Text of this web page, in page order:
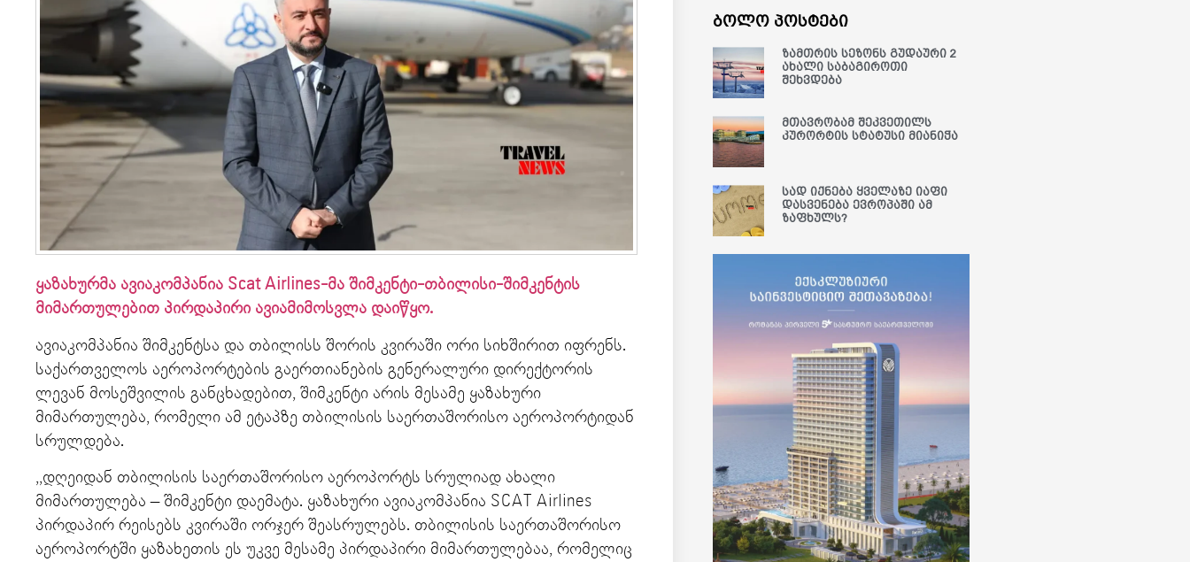
ყაზახურმა ავიაკომპანია Scat Airlines-მა შიმკენტი-თბილისი-შიმკენტის
მიმართულებით პირდაპირი ავიამიმოსვლა დაიწყო.
ავიაკომპანია შიმკენტსა და თბილისს შორის კვირაში ორი სიხშირით იფრენს.
საქართველოს აეროპორტების გაერთიანების გენერალური დირექტორის
ლევან მოსეშვილის განცხადებით, შიმკენტი არის მესამე ყაზახური
მიმართულება, რომელი ამ ეტაპზე თბილისის საერთაშორისო აეროპორტიდან
სრულდება.
,,დღეიდან თბილისის საერთაშორისო აეროპორტს სრულიად ახალი
მიმართულება – შიმკენტი დაემატა. ყაზახური ავიაკომპანია SCAT Airlines
პირდაპირ რეისებს კვირაში ორჯერ შეასრულებს. თბილისის საერთაშორისო
აეროპორტში ყაზახეთის ეს უკვე მესამე პირდაპირი მიმართულებაა, რომელიც
ბოლო პოსტები
ზამთრის სეზონს გუდაური 2
ახალი საბაგიროთი
შეხვდება
მთავრობამ შეკვეთილს
კურორტის სტატუსი მიანიჭა
სად იქნება ყველაზე იაფი
დასვენება ევროპაში ამ
ზაფხულს?